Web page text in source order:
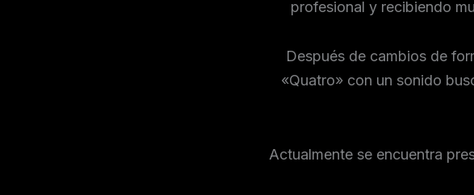
profesional y recibiendo
Después de cambios de
«Quatro» con un sonido
Actualmente se encuentra